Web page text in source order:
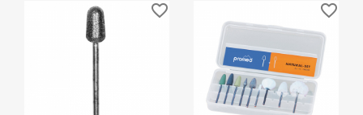
favorite_border favorite_border